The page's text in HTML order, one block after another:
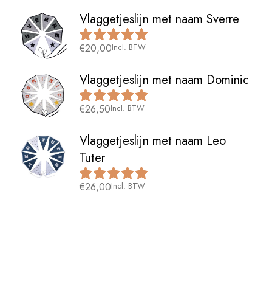
Vlaggetjeslijn met naam Sverre
€20,00Incl. BTW
Vlaggetjeslijn met naam Dominic
€26,50Incl. BTW
Vlaggetjeslijn met naam Leo
Tuter
€26,00Incl. BTW